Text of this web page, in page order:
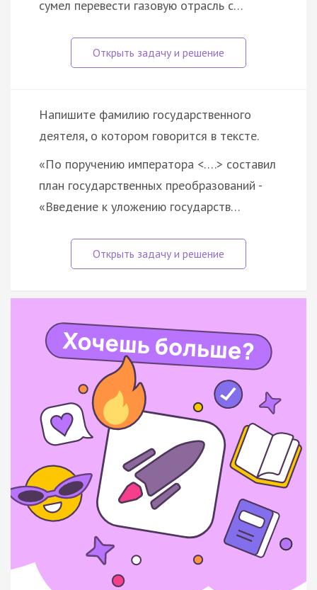
сумел перевести газовую отрасль с…
Напишите фамилию государственного
деятеля, о котором говорится в тексте.
«По поручению императора <….> составил
план государственных преобразований -
«Введение к уложению государств…